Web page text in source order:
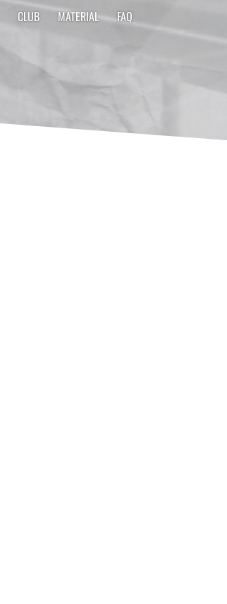
CLUB MATERIAL FAQ